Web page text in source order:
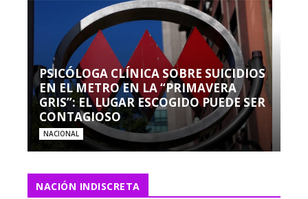
PSICÓLOGA CLÍNICA SOBRE SUICIDIOS
EN EL METRO EN LA “PRIMAVERA
GRIS”: EL LUGAR ESCOGIDO PUEDE SER
CONTAGIOSO
NACIONAL
NACIÓN INDISCRETA